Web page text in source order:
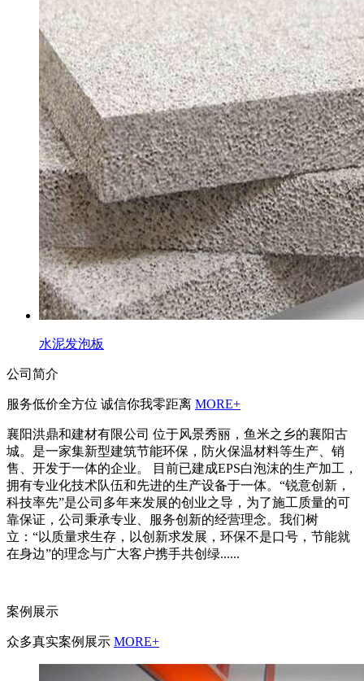
水泥发泡板
公司简介
服务低价全方位 诚信你我零距离 MORE+
襄阳洪鼎和建材有限公司 位于风景秀丽，鱼米之乡的襄阳古
城。是一家集新型建筑节能环保，防火保温材料等生产、销
售、开发于一体的企业。 目前已建成EPS白泡沫的生产加工，
拥有专业化技术队伍和先进的生产设备于一体。“锐意创新，
科技率先”是公司多年来发展的创业之导，为了施工质量的可
靠保证，公司秉承专业、服务创新的经营理念。我们树
立：“以质量求生存，以创新求发展，环保不是口号，节能就
在身边”的理念与广大客户携手共创绿......
案例展示
众多真实案例展示 MORE+